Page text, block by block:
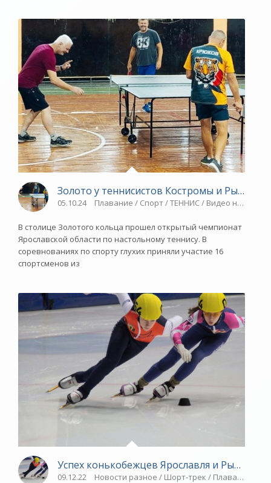
Золото у теннисистов Костромы и
05.10.24 Плавание / Спорт / ТЕННИС / Видео новости
В столице Золотого кольца прошел открытый чемпионат
Ярославской области по настольному теннису. В
соревнованиях по спорту глухих приняли участие 16
спортсменов из
Успех конькобежцев Ярославля и Рыбинска
09.12.22 Новости разное / Шорт-трек / Плавание /